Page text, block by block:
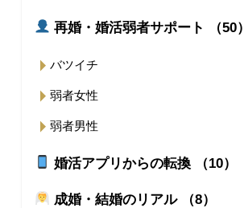
再婚・婚活弱者サポート （50）
バツイチ
弱者女性
弱者男性
婚活アプリからの転換 （10）
成婚・結婚のリアル （8）